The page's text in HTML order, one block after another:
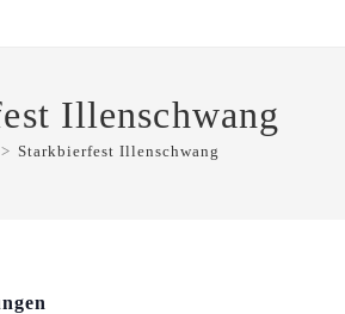
Illenschwang
> Starkbierfest Illenschwang